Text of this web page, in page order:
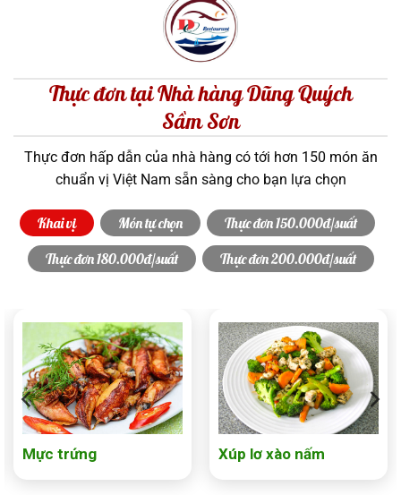
Thực đơn tại Nhà hàng Dũng Quých
Sầm Sơn
Thực đơn hấp dẫn của nhà hàng có tới hơn 150 món ăn
chuẩn vị Việt Nam sẵn sàng cho bạn lựa chọn
Khai vị Món tự chọn
Thực đơn 150.000đ/suất
Thực đơn 180.000đ/suất
Thực đơn 200.000đ/suất
Mực trứng Xúp lơ xào nấm